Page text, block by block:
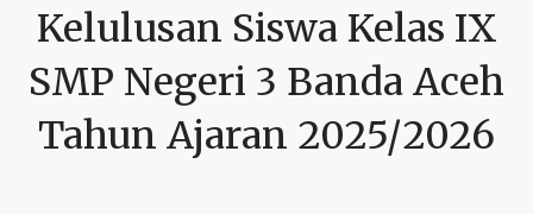
Kelulusan Siswa Kelas IX
SMP Negeri 3 Banda Aceh
Tahun Ajaran 2025/2026